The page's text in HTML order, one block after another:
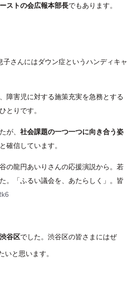
ストの会広報本部長でもあります。
さんにはダウン症というハンディキャ
障害児に対する施策充実を急務とする
とりです。
が、 社会課題の一つ一つに向き合う姿
と確信しています。
の龍円あいりさんの応援演説から。若
。「ふるい議会を、あたらしく」。皆
谷区でした。渋谷区の皆さまにはぜ
いと思います。